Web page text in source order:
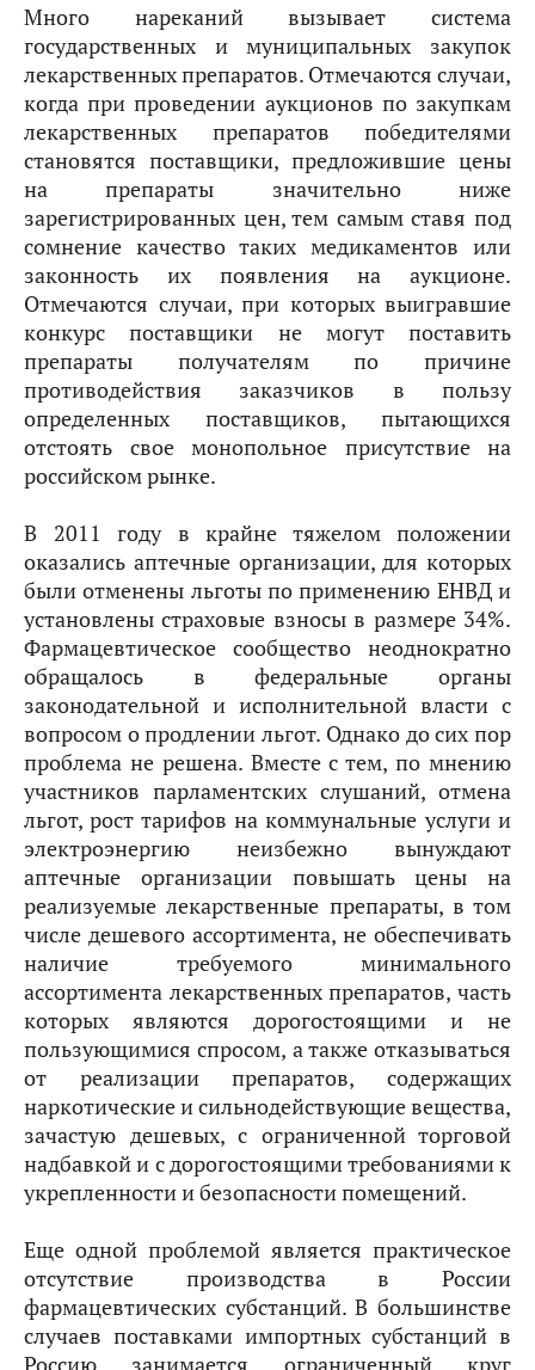
Много нареканий вызывает система
государственных и муниципальных закупок
лекарственных препаратов. Отмечаются случаи,
когда при проведении аукционов по закупкам
лекарственных препаратов победителями
становятся поставщики, предложившие цены
на препараты значительно ниже
зарегистрированных цен, тем самым ставя под
сомнение качество таких медикаментов или
законность их появления на аукционе.
Отмечаются случаи, при которых выигравшие
конкурс поставщики не могут поставить
препараты получателям по причине
противодействия заказчиков в пользу
определенных поставщиков, пытающихся
отстоять свое монопольное присутствие на
российском рынке.
В 2011 году в крайне тяжелом положении
оказались аптечные организации, для которых
были отменены льготы по применению ЕНВД и
установлены страховые взносы в размере 34%.
Фармацевтическое сообщество неоднократно
обращалось в федеральные органы
законодательной и исполнительной власти с
вопросом о продлении льгот. Однако до сих пор
проблема не решена. Вместе с тем, по мнению
участников парламентских слушаний, отмена
льгот, рост тарифов на коммунальные услуги и
электроэнергию неизбежно вынуждают
аптечные организации повышать цены на
реализуемые лекарственные препараты, в том
числе дешевого ассортимента, не обеспечивать
наличие требуемого минимального
ассортимента лекарственных препаратов, часть
которых являются дорогостоящими и не
пользующимися спросом, а также отказываться
от реализации препаратов, содержащих
наркотические и сильнодействующие вещества,
зачастую дешевых, с ограниченной торговой
надбавкой и с дорогостоящими требованиями к
укрепленности и безопасности помещений.
Еще одной проблемой является практическое
отсутствие производства в России
фармацевтических субстанций. В большинстве
случаев поставками импортных субстанций в